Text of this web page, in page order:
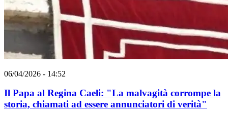
06/04/2026 - 14:52
Il Papa al Regina Caeli: "La malvagità corrompe la
storia, chiamati ad essere annunciatori di verità"